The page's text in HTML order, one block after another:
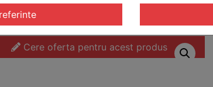
VFP/ Platforma de cantarire VFP Ohaus
Cere oferta pentru acest produs